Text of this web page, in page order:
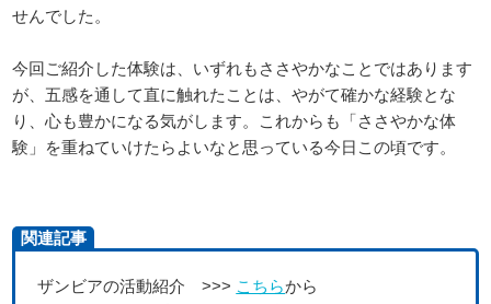
せんでした。
今回ご紹介した体験は、いずれもささやかなことではあります
が、五感を通して直に触れたことは、やがて確かな経験とな
り、心も豊かになる気がします。これからも「ささやかな体
験」を重ねていけたらよいなと思っている今日この頃です。
関連記事
ザンビアの活動紹介 >>> こちらから